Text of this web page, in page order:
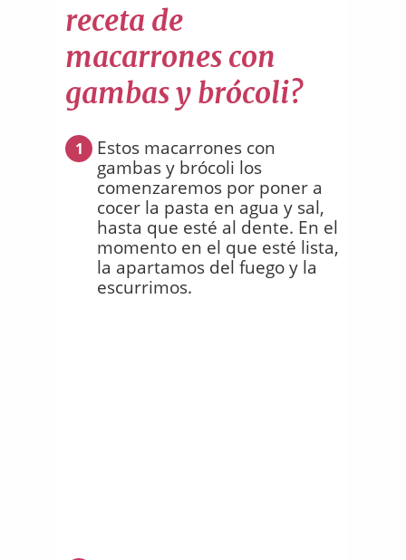
receta de
macarrones con
gambas y brócoli?
1
Estos macarrones con
gambas y brócoli los
comenzaremos por poner a
cocer la pasta en agua y sal,
hasta que esté al dente. En el
momento en el que esté lista,
la apartamos del fuego y la
escurrimos.